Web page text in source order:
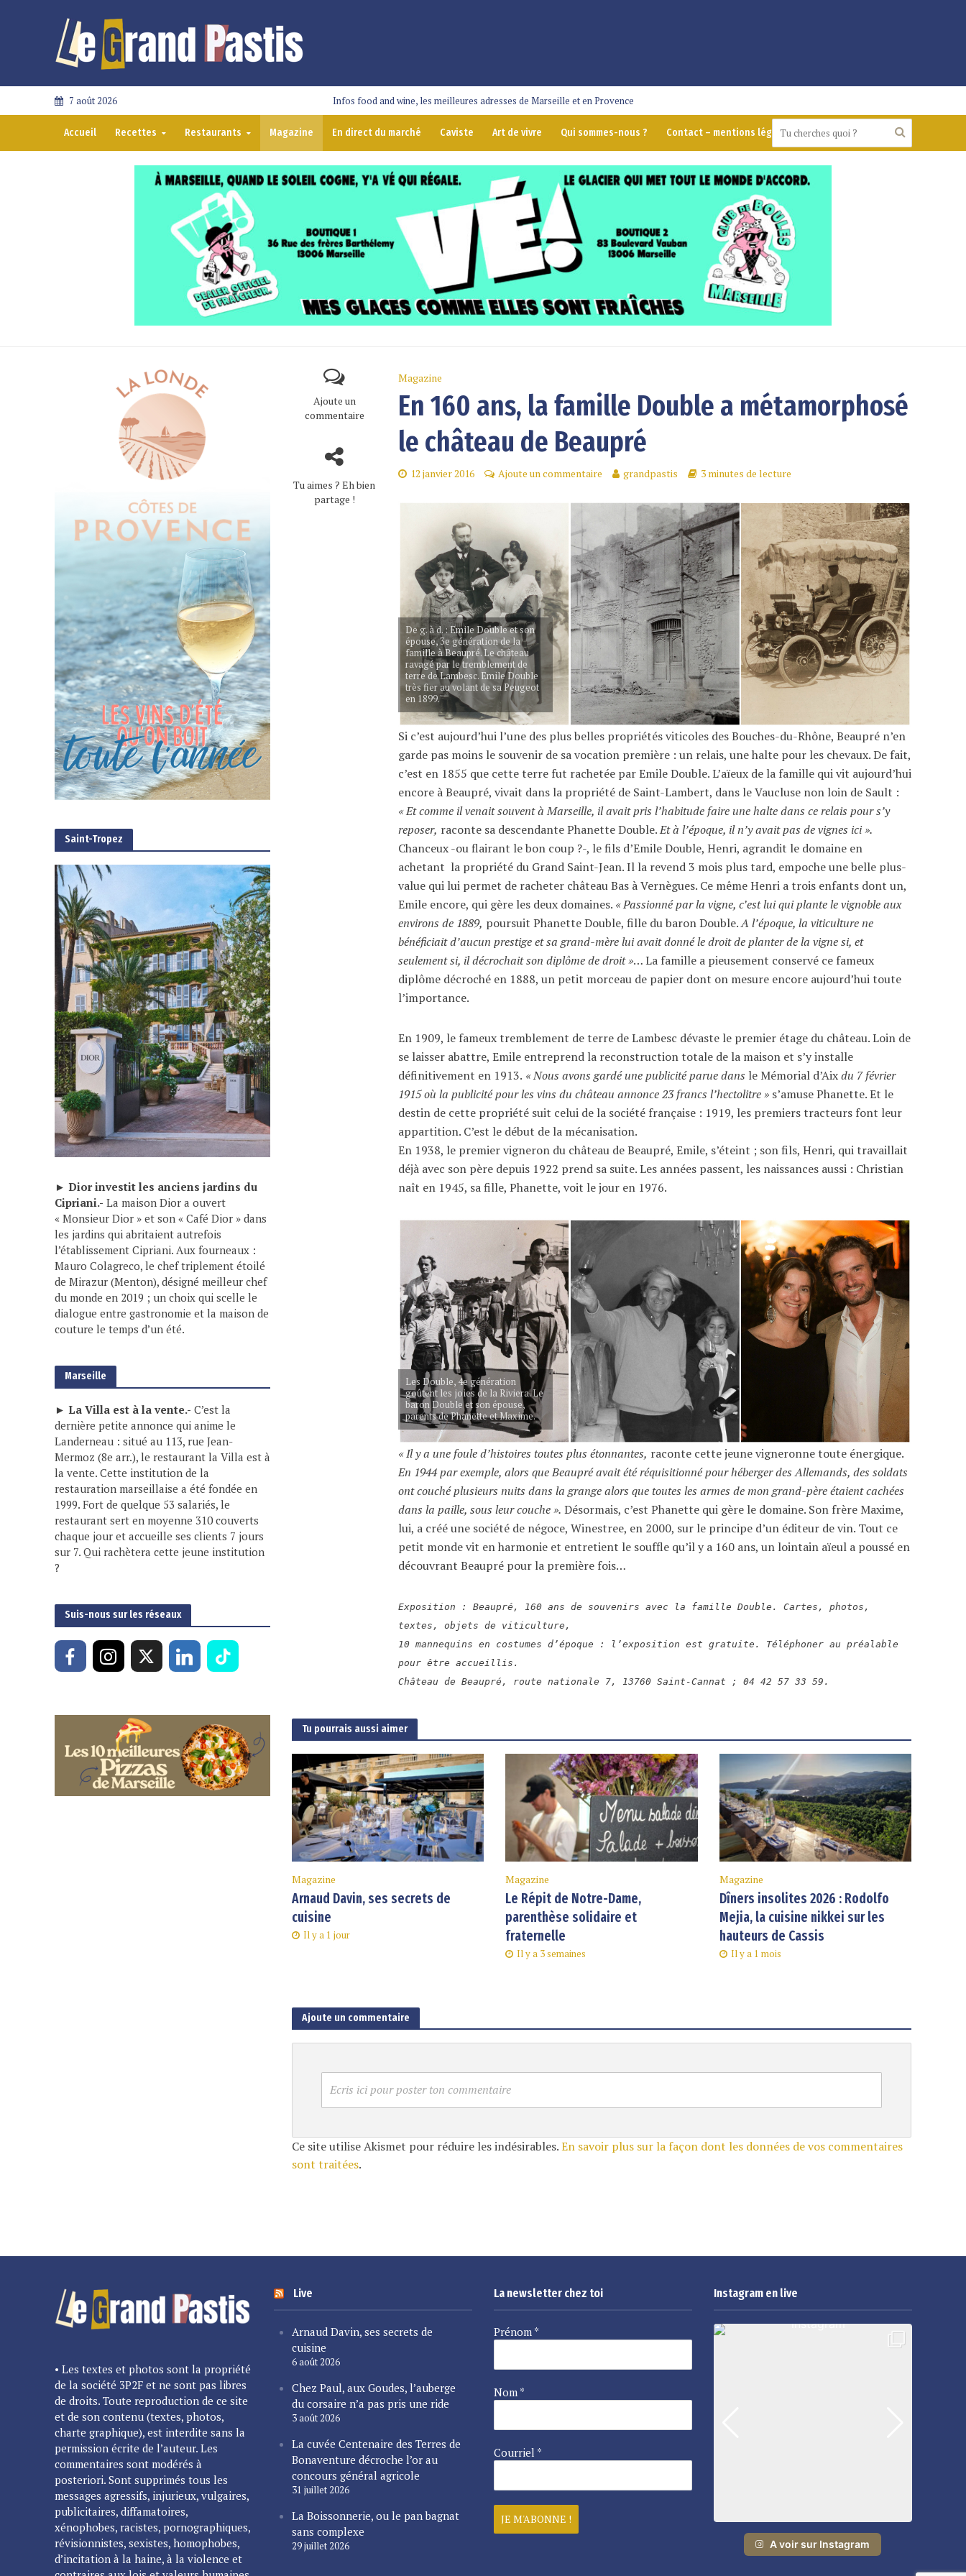
7 août 2026 Infos food and wine, les meilleures adresses de Marseille et en Provence
Accueil Recettes Restaurants Magazine En direct du marché Caviste Art de vivre Qui sommes-nous ? Contact – mentions légales
Saint-Tropez
► Dior investit les anciens jardins du
Cipriani.- La maison Dior a ouvert
« Monsieur Dior » et son « Café Dior » dans
les jardins qui abritaient autrefois
l’établissement Cipriani. Aux fourneaux :
Mauro Colagreco, le chef triplement étoilé
de Mirazur (Menton), désigné meilleur chef
du monde en 2019 ; un choix qui scelle le
dialogue entre gastronomie et la maison de
couture le temps d’un été.
Marseille
► La Villa est à la vente.- C’est la
dernière petite annonce qui anime le
Landerneau : situé au 113, rue Jean-
Mermoz (8e arr.), le restaurant la Villa est à
la vente. Cette institution de la
restauration marseillaise a été fondée en
1999. Fort de quelque 53 salariés, le
restaurant sert en moyenne 310 couverts
chaque jour et accueille ses clients 7 jours
sur 7. Qui rachètera cette jeune institution
?
Suis-nous sur les réseaux
Ajoute un
commentaire
Tu aimes ? Eh bien
partage !
Magazine
En 160 ans, la famille Double a métamorphosé
le château de Beaupré
12 janvier 2016 Ajoute un commentaire grandpastis 3 minutes de lecture
De g. à d. : Emile Double et son
épouse, 3e génération de la
famille à Beaupré. Le château
ravagé par le tremblement de
terre de Lambesc. Emile Double
très fier au volant de sa Peugeot
en 1899.
Si c’est aujourd’hui l’une des plus belles propriétés viticoles des Bouches-du-Rhône, Beaupré n’en
garde pas moins le souvenir de sa vocation première : un relais, une halte pour les chevaux. De fait,
c’est en 1855 que cette terre fut rachetée par Emile Double. L’aïeux de la famille qui vit aujourd’hui
encore à Beaupré, vivait dans la propriété de Saint-Lambert, dans le Vaucluse non loin de Sault :
« Et comme il venait souvent à Marseille, il avait pris l’habitude faire une halte dans ce relais pour s’y
reposer, raconte sa descendante Phanette Double.Et à l’époque, il n’y avait pas de vignes ici ».
Chanceux -ou flairant le bon coup ?-, le fils d’Emile Double, Henri, agrandit le domaine en
achetant la propriété du Grand Saint-Jean. Il la revend 3 mois plus tard, empoche une belle plus-
value qui lui permet de racheter château Bas à Vernègues. Ce même Henri a trois enfants dont un,
Emile encore, qui gère les deux domaines. « Passionné par la vigne, c’est lui qui plante le vignoble aux
environs de 1889, poursuit Phanette Double, fille du baron Double.A l’époque, la viticulture ne
bénéficiait d’aucun prestige et sa grand-mère lui avait donné le droit de planter de la vigne si, et
seulement si, il décrochait son diplôme de droit »… La famille a pieusement conservé ce fameux
diplôme décroché en 1888, un petit morceau de papier dont on mesure encore aujourd’hui toute
l’importance.
En 1909, le fameux tremblement de terre de Lambesc dévaste le premier étage du château. Loin de
se laisser abattre, Emile entreprend la reconstruction totale de la maison et s’y installe
définitivement en 1913. « Nous avons gardé une publicité parue dans le Mémorial d’Aixdu 7 février
1915 où la publicité pour les vins du château annonce 23 francs l’hectolitre » s’amuse Phanette. Et le
destin de cette propriété suit celui de la société française : 1919, les premiers tracteurs font leur
appartition. C’est le début de la mécanisation.
En 1938, le premier vigneron du château de Beaupré, Emile, s’éteint ; son fils, Henri, qui travaillait
déjà avec son père depuis 1922 prend sa suite. Les années passent, les naissances aussi : Christian
naît en 1945, sa fille, Phanette, voit le jour en 1976.
Les Double, 4e génération
goûtent les joies de la Riviera. Le
baron Double et son épouse,
parents de Phanette et Maxime.
« Il y a une foule d’histoires toutes plus étonnantes, raconte cette jeune vigneronne toute énergique.
En 1944 par exemple, alors que Beaupré avait été réquisitionné pour héberger des Allemands, des soldats
ont couché plusieurs nuits dans la grange alors que toutes les armes de mon grand-père étaient cachées
dans la paille, sous leur couche ». Désormais, c’est Phanette qui gère le domaine. Son frère Maxime,
lui, a créé une société de négoce, Winestree, en 2000, sur le principe d’un éditeur de vin. Tout ce
petit monde vit en harmonie et entretient le souffle qu’il y a 160 ans, un lointain aïeul a poussé en
découvrant Beaupré pour la première fois…
Exposition : Beaupré, 160 ans de souvenirs avec la famille Double. Cartes, photos,
textes, objets de viticulture,
10 mannequins en costumes d’époque : l’exposition est gratuite. Téléphoner au préalable
pour être accueillis.
Château de Beaupré, route nationale 7, 13760 Saint-Cannat ; 04 42 57 33 59.
Tu pourrais aussi aimer
Magazine
Arnaud Davin, ses secrets de
cuisine
Il y a 1 jour
Magazine
Le Répit de Notre-Dame,
parenthèse solidaire et
fraternelle
Il y a 3 semaines
Magazine
Dîners insolites 2026 : Rodolfo
Mejia, la cuisine nikkei sur les
hauteurs de Cassis
Il y a 1 mois
Ajoute un commentaire
Ecris ici pour poster ton commentaire
Ce site utilise Akismet pour réduire les indésirables.En savoir plus sur la façon dont les données de vos commentaires
sont traitées.
• Les textes et photos sont la propriété
de la société 3P2F et ne sont pas libres
de droits. Toute reproduction de ce site
et de son contenu (textes, photos,
charte graphique), est interdite sans la
permission écrite de l’auteur. Les
commentaires sont modérés à
posteriori. Sont supprimés tous les
messages agressifs, injurieux, vulgaires,
publicitaires, diffamatoires,
xénophobes, racistes, pornographiques,
révisionnistes, sexistes, homophobes,
d’incitation à la haine, à la violence et
Live
Arnaud Davin, ses secrets de
cuisine
6 août 2026
Chez Paul, aux Goudes, l’auberge
du corsaire n’a pas pris une ride
3 août 2026
La cuvée Centenaire des Terres de
Bonaventure décroche l’or au
concours général agricole
31 juillet 2026
La Boissonnerie, ou le pan bagnat
sans complexe
29 juillet 2026
La newsletter chez toi
Prénom *
Nom *
Courriel *
Instagram en live
A voir sur Instagram